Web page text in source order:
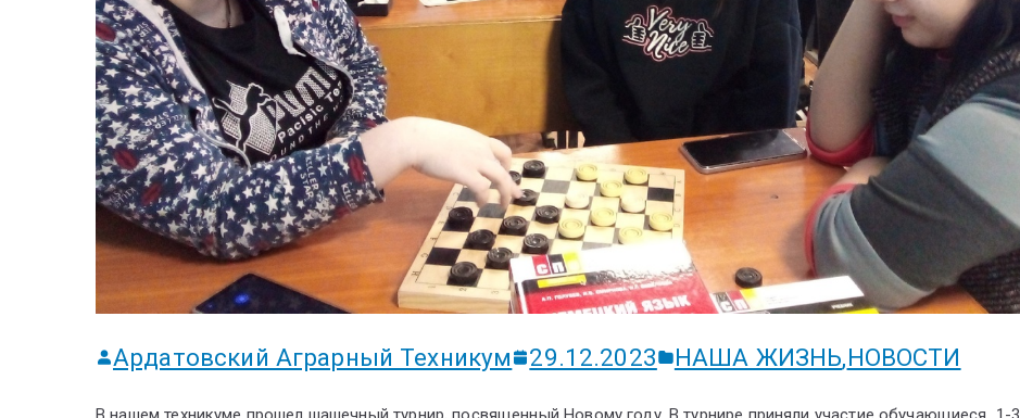
Ардатовский Аграрный Техникум 29.12.2023 НАША ЖИЗНЬ,НОВОСТИ